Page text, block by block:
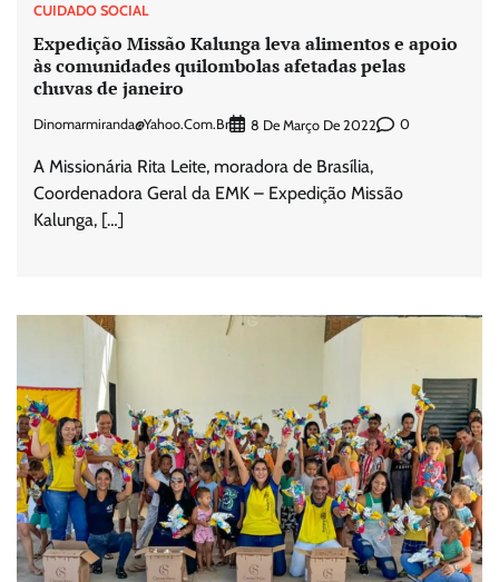
CUIDADO SOCIAL
Expedição Missão Kalunga leva alimentos e apoio
às comunidades quilombolas afetadas pelas
chuvas de janeiro
Dinomarmiranda@yahoo.com.br 8 De Março De 2022 0
A Missionária Rita Leite, moradora de Brasília,
Coordenadora Geral da EMK – Expedição Missão
Kalunga, […]